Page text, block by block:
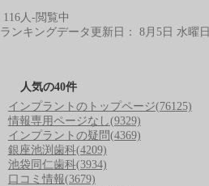
116人-閲覧中
ランキングデータ更新日： 8月5日 水曜日
人気の40件
インプラントのトップページ(76125)
情報専用ページなし(9329)
インプラントの疑問(4369)
銀座池渕歯科(4209)
池袋同仁歯科(3934)
口コミ情報(3679)